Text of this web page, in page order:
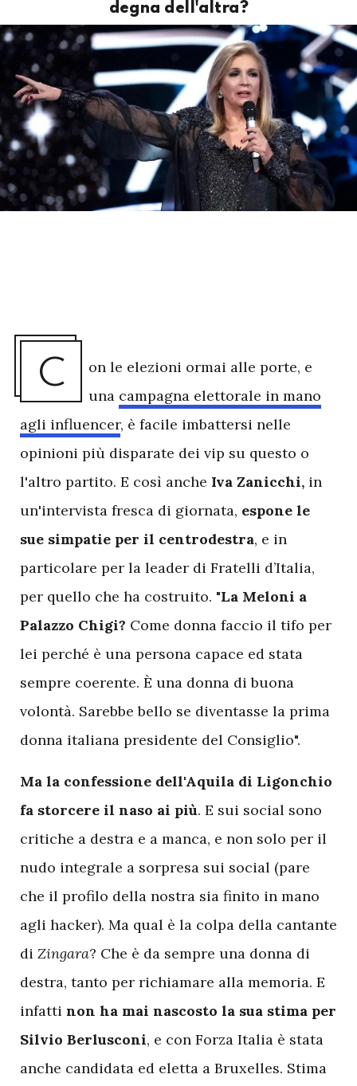
degna dell'altra?
C
on le elezioni ormai alle porte, e
una campagna elettorale in mano
agli influencer, è facile imbattersi nelle
opinioni più disparate dei vip su questo o
l'altro partito. E così anche Iva Zanicchi, in
un'intervista fresca di giornata, espone le
sue simpatie per il centrodestra, e in
particolare per la leader di Fratelli d’Italia,
per quello che ha costruito. "La Meloni a
Palazzo Chigi? Come donna faccio il tifo per
lei perché è una persona capace ed stata
sempre coerente. È una donna di buona
volontà. Sarebbe bello se diventasse la prima
donna italiana presidente del Consiglio".
Ma la confessione dell'Aquila di Ligonchio
fa storcere il naso ai più. E sui social sono
critiche a destra e a manca, e non solo per il
nudo integrale a sorpresa sui social (pare
che il profilo della nostra sia finito in mano
agli hacker). Ma qual è la colpa della cantante
di Zingara? Che è da sempre una donna di
destra, tanto per richiamare alla memoria. E
infatti non ha mai nascosto la sua stima per
Silvio Berlusconi, e con Forza Italia è stata
anche candidata ed eletta a Bruxelles. Stima